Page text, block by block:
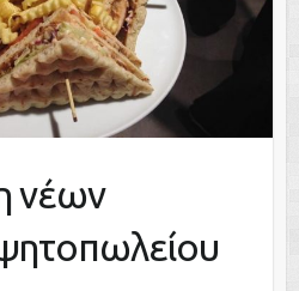
νέων